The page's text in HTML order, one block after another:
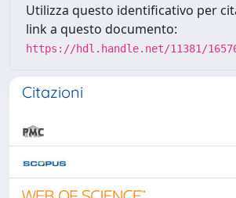
Utilizza questo identificativo per
link a questo documento:
https://hdl.handle.net/11381/
Citazioni